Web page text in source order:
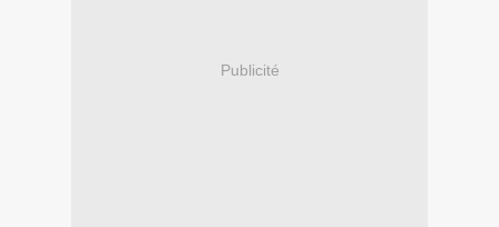
Publicité